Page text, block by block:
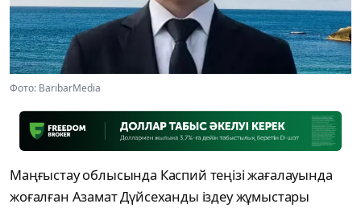
Фото: BaribarMedia
Маңғыстау облысында Каспий теңізі жағалауында
жоғалған Азамат Дүйсеханды іздеу жұмыстары